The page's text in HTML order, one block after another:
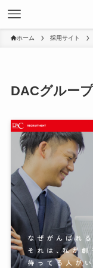
ホーム 採用サイト
DACグルー